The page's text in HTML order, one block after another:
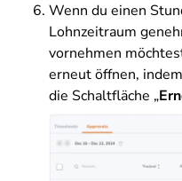
Wenn du einen
Lohnzeitraum
vornehmen
erneut öffnen,
die Schaltfläche „